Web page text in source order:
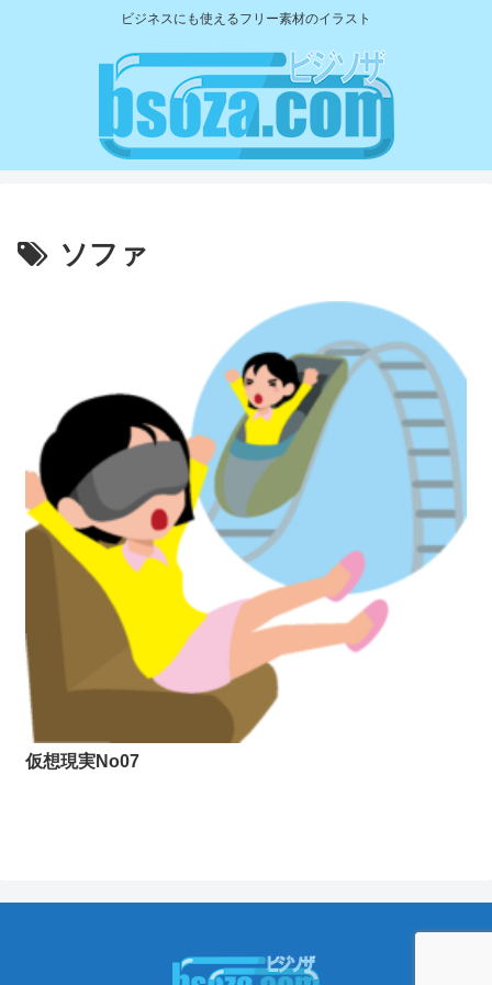
ビジネスにも使えるフリー素材のイラスト
ソファ
仮想現実No07